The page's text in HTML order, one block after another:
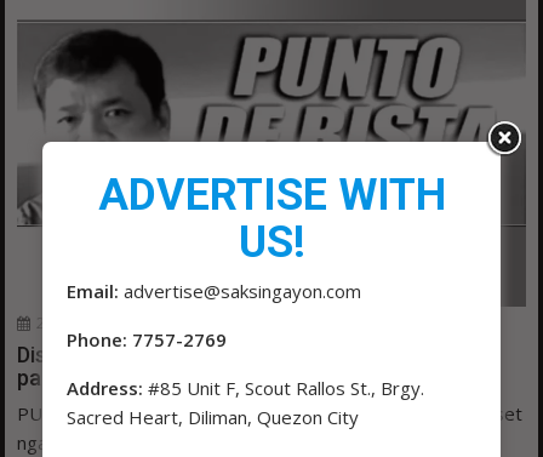
20 hours ago
Disiplina sa koleksyon, tamang paggastos susi sa
pag-unlad
PUNTO DE BISTA ni BAMBI PURISIMA ISA sa malaking asset
ngayon ng Manila city government ay...
ADVERTISE WITH
US!
Email: advertise@saksingayon.com
Phone: 7757-2769
Address: #85 Unit F, Scout Rallos St., Brgy.
Sacred Heart, Diliman, Quezon City